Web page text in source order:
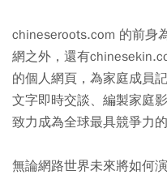
chineseroots.com 的前身
網之外，還有
的個人網頁，為家庭成員
文字即時交談、編製家庭
致力成為全球最具競爭力
無論網路世界未來將如何